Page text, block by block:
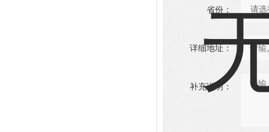
省份：
详细地址：
补充说明：